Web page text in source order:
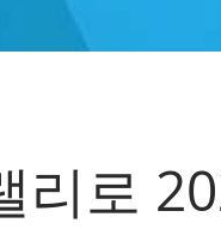
리로